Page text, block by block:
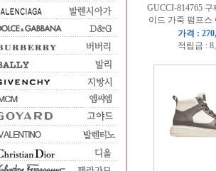
GUCCI-814765
이드 가죽 펌프스
가격 :
적립금 :